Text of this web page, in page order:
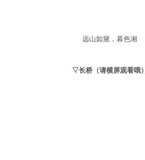
远山如黛，暮色湘
▽长桥（请横屏观看哦）